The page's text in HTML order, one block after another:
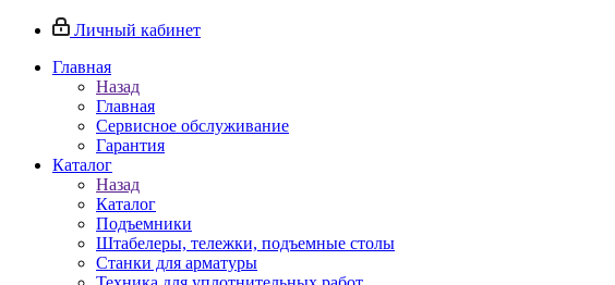
Личный кабинет
Главная
Назад
Главная
Сервисное обслуживание
Гарантия
Каталог
Назад
Каталог
Подъемники
Штабелеры, тележки, подъемные столы
Станки для арматуры